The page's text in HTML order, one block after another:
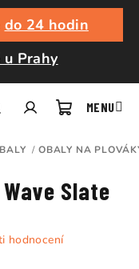
do 24 hodin
u Prahy
košík
/ OBALY NA
Slate
hodnocení